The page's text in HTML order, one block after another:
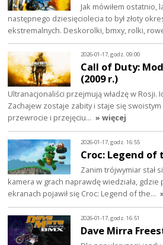
Jak mówiłem ostatnio,
następnego dziesięciolecia to był złoty
ekstremalnych. Deskorolki, bmxy, rolki,
2026-01-17, godz. 09:00
Call of Duty:
(2009 r.)
Ultranacjonaliści przejmują władzę w Rosji.
Zachajew zostaje zabity i staje się
przewrocie i przejęciu… » więcej
2026-01-17, godz. 16:55
Croc: Legend of
Zanim trójwymiar stał
kamera w grach naprawdę wiedziała, gdzie
ekranach pojawił się Croc: Legend of the…
2026-01-17, godz. 16:51
Dave Mirra